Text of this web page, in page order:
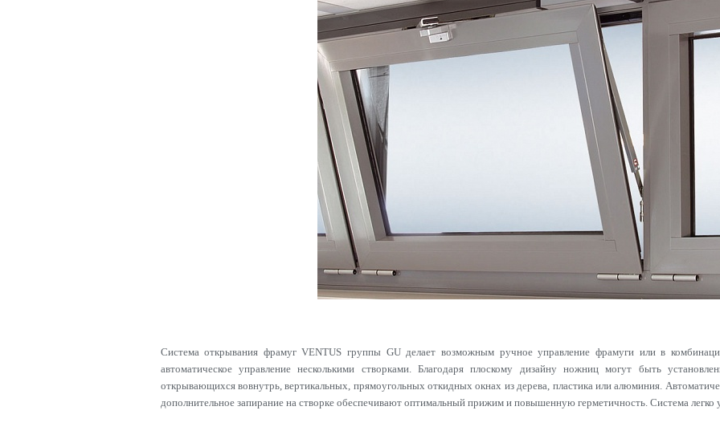
Система открывания фрамуг VENTUS группы GU делает возможным ручное управление фрамуги или в
автоматическое управление несколькими створками. Благодаря плоскому дизайну ножниц могут быть
открывающихся вовнутрь, вертикальных, прямоугольных откидных окнах из дерева, пластика или алюминия.
дополнительное запирание на створке обеспечивают оптимальный прижим и повышенную герметичность. Система легко